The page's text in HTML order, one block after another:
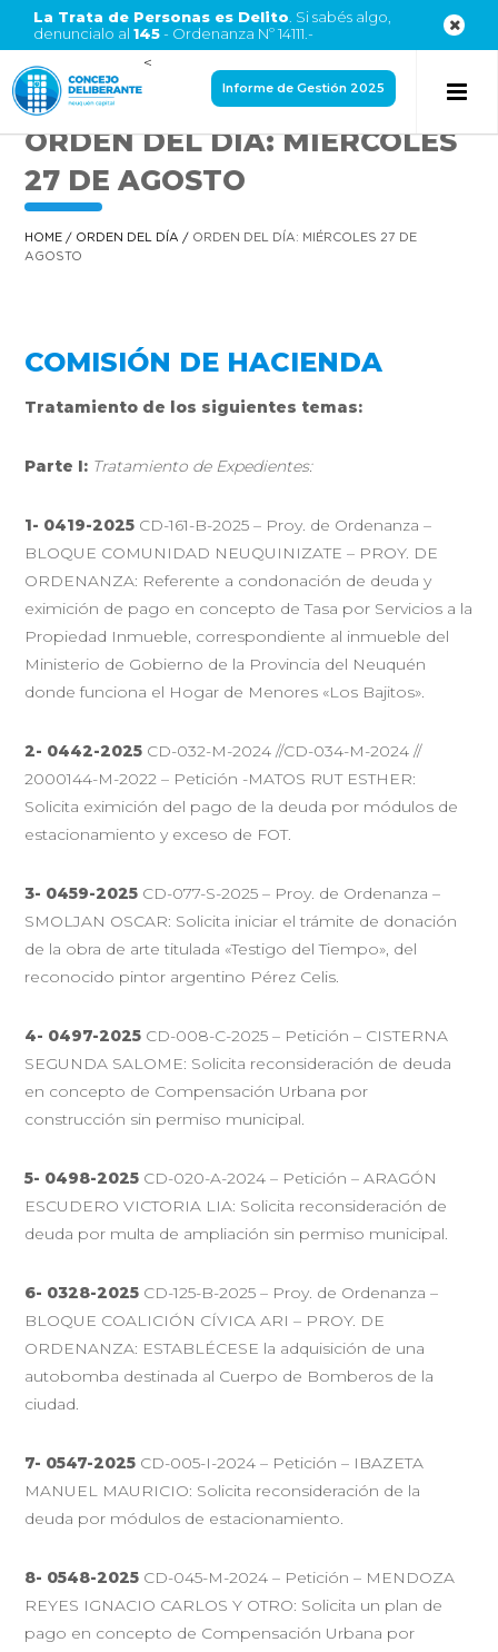
La Trata de Personas es Delito . Si sabés algo,
denuncialo al 145- Ordenanza Nº 14111.-
<
Informe de Gestión 2025
ORDEN DEL DÍA: MIÉRCOLES
27 DE AGOSTO
HOME / ORDEN DEL DÍA / ORDEN DEL DÍA: MIÉRCOLES 27 DE
AGOSTO
COMISIÓN DE HACIENDA
Tratamiento de los siguientes temas:
Parte I: Tratamiento de Expedientes:
1- 0419-2025 CD-161-B-2025 – Proy. de Ordenanza –
BLOQUE COMUNIDAD NEUQUINIZATE – PROY. DE
ORDENANZA: Referente a condonación de deuda y
eximición de pago en concepto de Tasa por Servicios a la
Propiedad Inmueble, correspondiente al inmueble del
Ministerio de Gobierno de la Provincia del Neuquén
donde funciona el Hogar de Menores «Los Bajitos».
2- 0442-2025 CD-032-M-2024 //CD-034-M-2024 //
2000144-M-2022 – Petición -MATOS RUT ESTHER:
Solicita eximición del pago de la deuda por módulos de
estacionamiento y exceso de FOT.
3- 0459-2025 CD-077-S-2025 – Proy. de Ordenanza –
SMOLJAN OSCAR: Solicita iniciar el trámite de donación
de la obra de arte titulada «Testigo del Tiempo», del
reconocido pintor argentino Pérez Celis.
4- 0497-2025 CD-008-C-2025 – Petición – CISTERNA
SEGUNDA SALOME: Solicita reconsideración de deuda
en concepto de Compensación Urbana por
construcción sin permiso municipal.
5- 0498-2025 CD-020-A-2024 – Petición – ARAGÓN
ESCUDERO VICTORIA LIA: Solicita reconsideración de
deuda por multa de ampliación sin permiso municipal.
6- 0328-2025 CD-125-B-2025 – Proy. de Ordenanza –
BLOQUE COALICIÓN CÍVICA ARI – PROY. DE
ORDENANZA: ESTABLÉCESE la adquisición de una
autobomba destinada al Cuerpo de Bomberos de la
ciudad.
7- 0547-2025 CD-005-I-2024 – Petición – IBAZETA
MANUEL MAURICIO: Solicita reconsideración de la
deuda por módulos de estacionamiento.
8- 0548-2025 CD-045-M-2024 – Petición – MENDOZA
REYES IGNACIO CARLOS Y OTRO: Solicita un plan de
pago en concepto de Compensación Urbana por